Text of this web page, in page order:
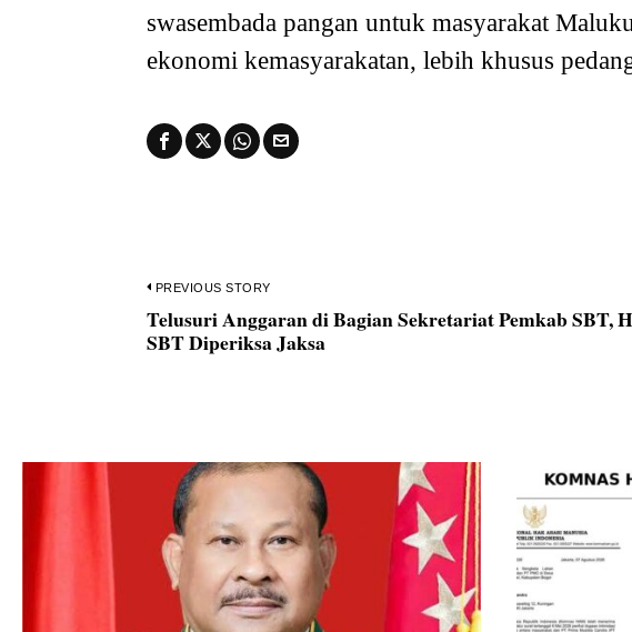
swasembada pangan untuk masyarakat
ekonomi kemasyarakatan, lebih khusus
Navigasi
pos
PREVIOUS STORY
Previous
post:
Telusuri Anggaran di Bagian Sekretariat Pemkab SBT,
SBT Diperiksa Jaksa